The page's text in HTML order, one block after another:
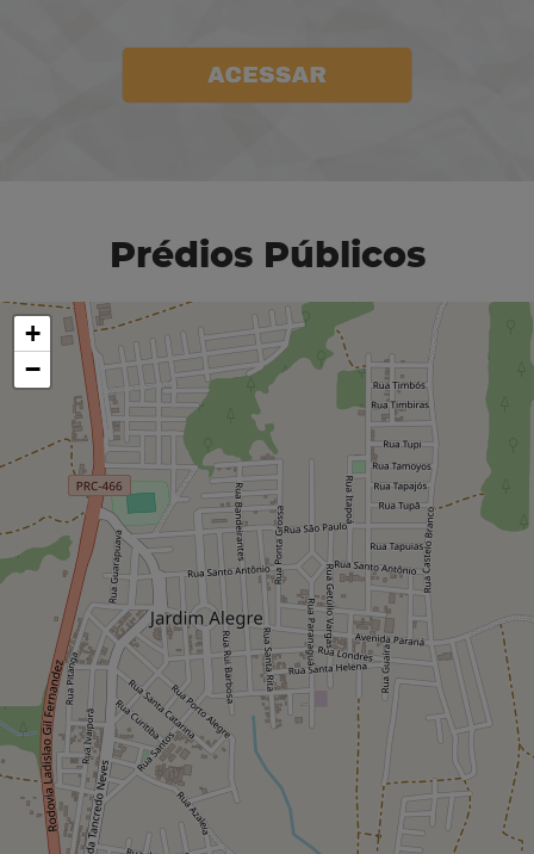
Prédios Públicos
+
−